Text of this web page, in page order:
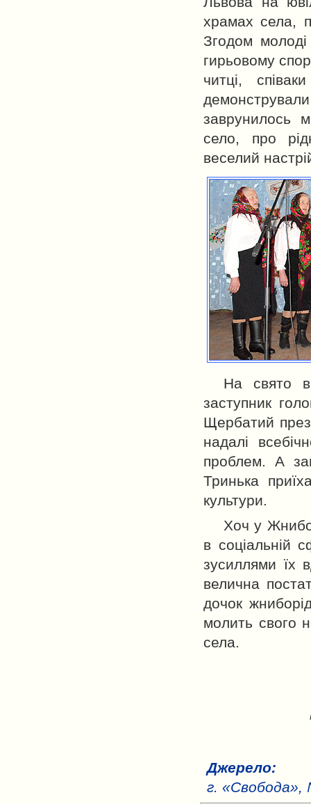
храмах села,
Згодом молоді
гирьовому
читці,
демонстрували
заврунилось
село, про
веселий
На свято
заступник
Щербатий
надалі
проблем. А
Тринька
культури.
Хоч у
в соціальній
зусиллями їх
велична
дочок
молить свого
села.
Джерело:
г. «Свобода»,